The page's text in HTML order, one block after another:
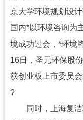
京大学环境规划设
国内*以环境咨询为
境成功过会，*环境
16日，圣元环保股
获创业板上市委员
?
同时，上海复洁